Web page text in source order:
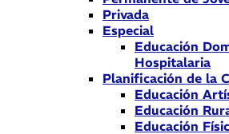
Privada
Especial
Educación
Hospitalaria
Planificación de la
Educación
Educación
Educación